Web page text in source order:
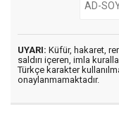
UYARI: Küfür, hakaret,
saldırı içeren, imla
Türkçe karakter
onaylanmamaktadır.